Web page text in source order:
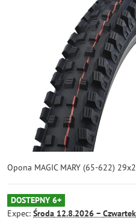
Opona MAGIC MARY (65-622)
DOSTEPNY 6+
Expec: Środa 12.8.2026 − Czwartek